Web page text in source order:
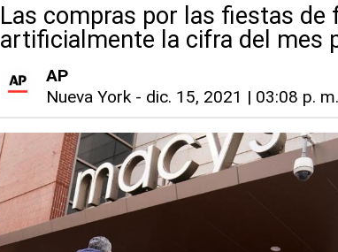
Las compras por las fiestas
artificialmente la cifra del mes
AP
Nueva York- dic. 15, 2021 | 03:08 p. m.